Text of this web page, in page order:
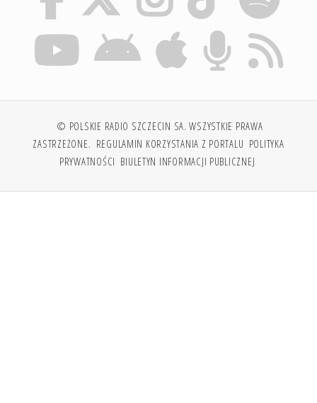
© POLSKIE RADIO SZCZECIN SA. WSZYSTKIE PRAWA
ZASTRZEŻONE. REGULAMIN KORZYSTANIA Z PORTALU POLITYKA
PRYWATNOŚCI BIULETYN INFORMACJI PUBLICZNEJ